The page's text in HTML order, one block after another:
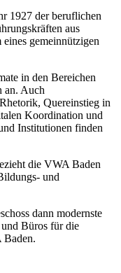
1927 der beruflichen
aus
gemeinnützigen
in den Bereichen
an. Auch
Quereinstieg in
Koordination und
Institutionen finden
die VWA Baden
und
dann modernste
Büros für die
Baden.